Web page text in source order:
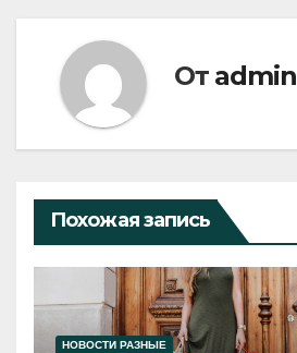
От admin
Похожая запись
НОВОСТИ РАЗНЫЕ